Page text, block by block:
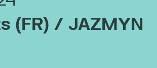
(FR) / JAZMYN